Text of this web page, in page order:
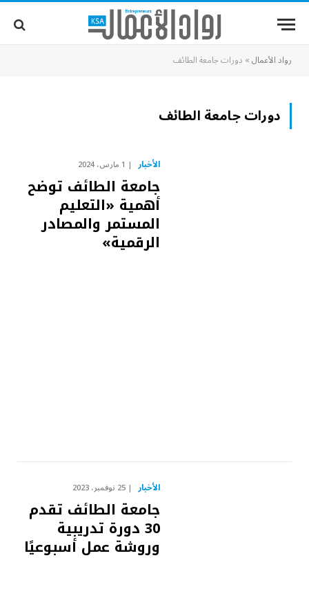
رواد الأعمال» دورات جامعة الطائف
دورات جامعة الطائف
الأخبار 1 مارس، 2024
جامعة الطائف توضح
أهمية «التعليم
المستمر والمصادر
الرقمية»
الأخبار 25 نوفمبر، 2023
جامعة الطائف تقدم
30 دورة تدريبية
وروشة عمل أسبوعيًا